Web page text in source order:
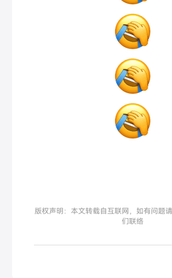
版权声明：本文转载自互联网，如有问题
们联络